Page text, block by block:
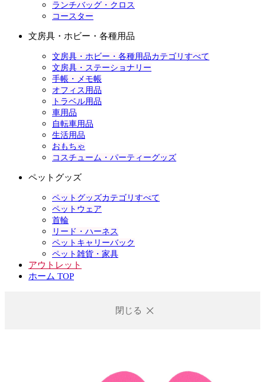
ランチバッグ・クロス
コースター
文房具・ホビー・各種用品
文房具・ホビー・各種用品カテゴリすべて
文房具・ステーショナリー
手帳・メモ帳
オフィス用品
トラベル用品
車用品
自転車用品
生活用品
おもちゃ
コスチューム・パーティーグッズ
ペットグッズ
ペットグッズカテゴリすべて
ペットウェア
首輪
リード・ハーネス
ペットキャリーバック
ペット雑貨・家具
アウトレット
ホーム TOP
閉じる